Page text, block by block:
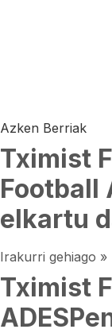
Azken Berriak
Tximist
Football
elkartu
Irakurri gehiago »
Tximist